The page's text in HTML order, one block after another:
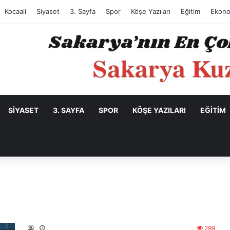
Kocaali Siyaset 3. Sayfa Spor Köşe Yazıları Eğitim
SIYASET 3. SAYFA SPOR KÖŞE YAZILARI EĞITIM
299